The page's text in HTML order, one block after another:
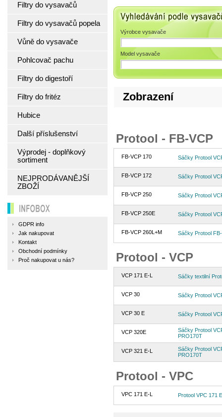
Vyhledávání podle
Výrobce vysavače
Model vysavače
Zobrazení
Protool - FB-VCP
FB-VCP 170 Sáčky Protool
FB-VCP 172 Sáčky Protool
FB-VCP 250 Sáčky Protool
FB-VCP 250E Sáčky Protool
FB-VCP 260L+M Sáčky Protool
Protool - VCP
VCP 171 E-L Sáčky textilní
VCP 30 Sáčky Protool
VCP 30 E Sáčky Protool
VCP 320E
Sáčky Protool
PRO170T
VCP 321 E-L
Sáčky Protool
PRO170T
Protool - VPC
VPC 171 E-L Protool VPC 171
Filtry do vysavačů
Filtry do vysavačů popela
Vůně do vysavače
Pohlcovač pachu
Filtry do digestoří
Filtry do fritéz
Hubice
Další příslušenství
Výprodej - doplňkový
sortiment
NEJPRODÁVANĚJŠÍ
ZBOŽÍ
INFOBOX
GDPR info
Jak nakupovat
Kontakt
Obchodní podmínky
Proč nakupovat u nás?